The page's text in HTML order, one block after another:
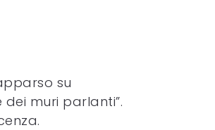
su
dei muri parlanti”.